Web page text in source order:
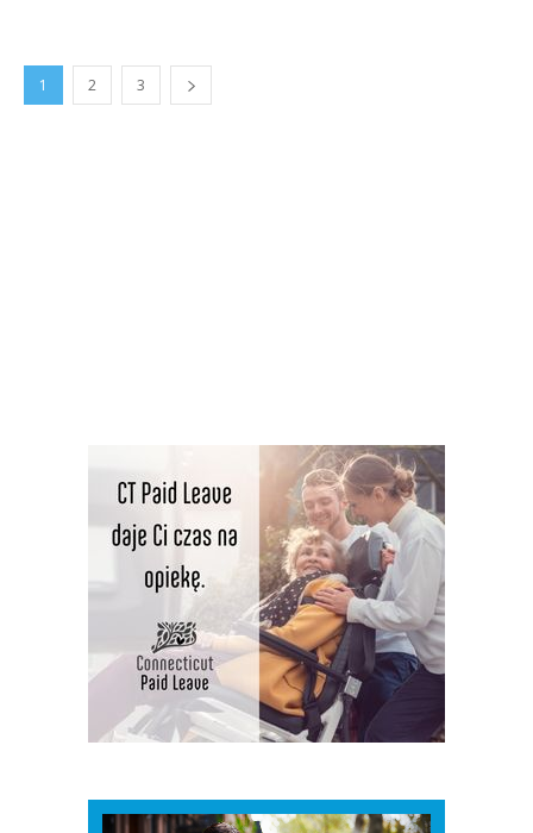
1 2 3